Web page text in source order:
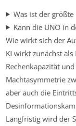
Was ist der
Kann die UNO in
Wie wirkt sich der
KI wirkt zunächst
Rechenkapazität
Machtasymmetrie
aber auch die
Langfristig wird der